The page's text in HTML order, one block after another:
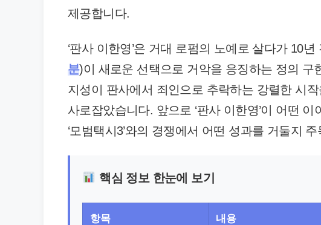
제공합니다.
‘판사 이한영’은 거대 로펌의 노예로 살다가 10
분)이 새로운 선택으로 거악을 응징하는 정의 구
지성이 판사에서 죄인으로 추락하는 강렬한 시
사로잡았습니다. 앞으로 ‘판사 이한영’이 어떤
‘모범택시3’와의 경쟁에서 어떤 성과를 거둘지
핵심 정보 한눈에 보기
항목 내용